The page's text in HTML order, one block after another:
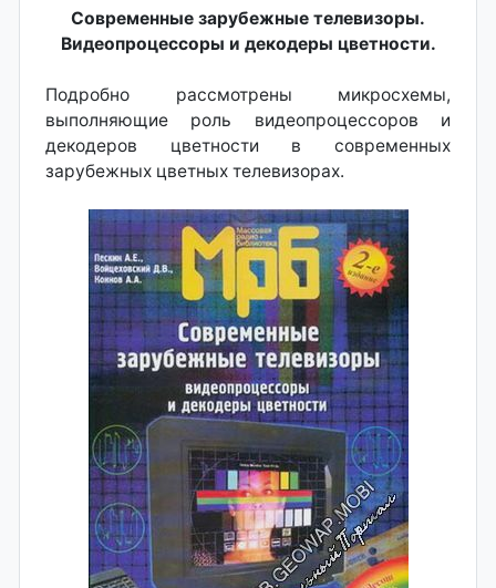
Современные зарубежные телевизоры.
Видеопроцессоры и декодеры цветности.
Подробно рассмотрены микросхемы,
выполняющие роль видеопроцессоров и
декодеров цветности в современных
зарубежных цветных телевизорах.